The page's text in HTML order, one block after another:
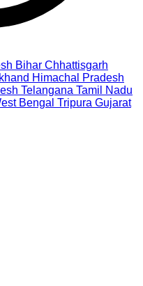
Bihar Chhattisgarh
Himachal Pradesh
Telangana Tamil Nadu
Bengal Tripura Gujarat